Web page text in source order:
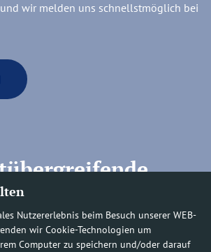
Nutzererlebnis beim Besuch unserer WEB-
wir Cookie-Technologien um
Computer zu speichern und/oder darauf
wir melden uns schnellstmöglich bei